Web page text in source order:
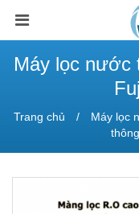
Máy lọc nước
Trang chủ Máy lọc